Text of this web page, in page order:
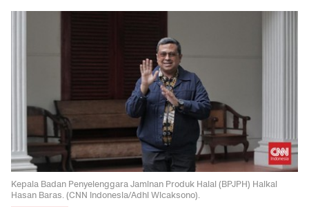
Kepala Badan Penyelenggara Jaminan Produk Halal (BPJPH) Haikal
Hasan Baras. (CNN Indonesia/Adhi Wicaksono).